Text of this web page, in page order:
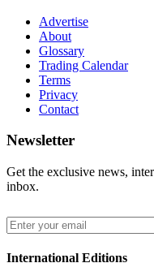
Advertise
About
Glossary
Trading Calendar
Terms
Privacy
Contact
Newsletter
Get the exclusive news,
inbox.
International Editions